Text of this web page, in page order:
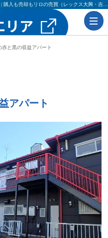
赤と黒の収益アパート
アパート